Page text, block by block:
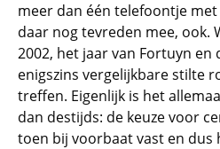
meer dan één telefoontje met
daar nog tevreden mee, ook.
2002, het jaar van Fortuyn en
enigszins vergelijkbare stilte
treffen. Eigenlijk is het
dan destijds: de keuze voor
toen bij voorbaat vast en dus